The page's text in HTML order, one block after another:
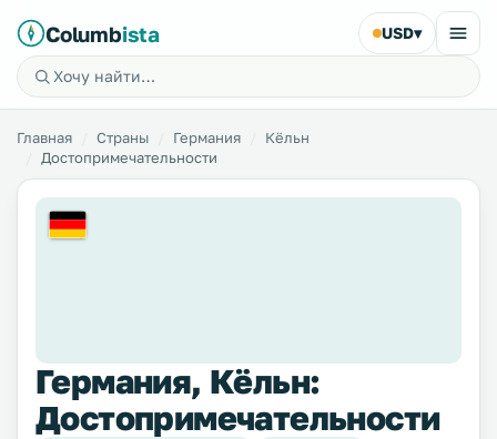
Columbista USD▾
Главная Страны Германия
Кёльн
Достопримечательности
Германия, Кёльн:
Достопримечательности